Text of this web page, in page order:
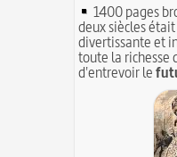
1400 pages
deux siècles
divertissante et
toute la richesse
d'entrevoir le